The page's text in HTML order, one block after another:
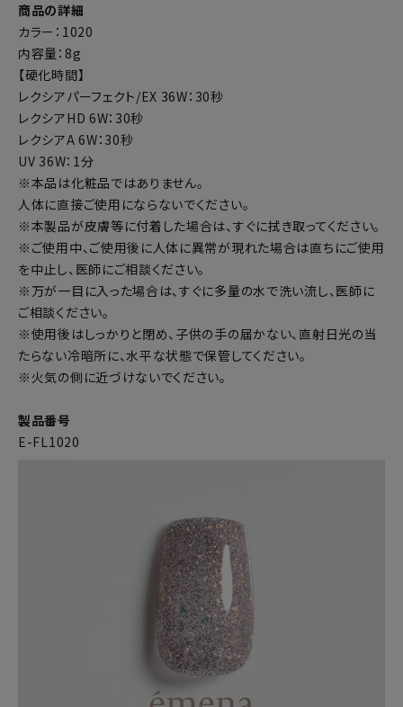
商品の詳細
カラー：1020
内容量：8g
【硬化時間】
レクシアパーフェクト/EX 36W：30秒
レクシアHD 6W：30秒
レクシアA 6W：30秒
UV 36W：1分
※本品は化粧品ではありません。
人体に直接ご使用にならないでください。
※本製品が皮膚等に付着した場合は、すぐに拭き取ってください。
※ご使用中、ご使用後に人体に異常が現れた場合は直ちにご使用
を中止し、医師にご相談ください。
※万が一目に入った場合は、すぐに多量の水で洗い流し、医師に
ご相談ください。
※使用後はしっかりと閉め、子供の手の届かない、直射日光の当
たらない冷暗所に、水平な状態で保管してください。
※火気の側に近づけないでください。
製品番号
E-FL1020